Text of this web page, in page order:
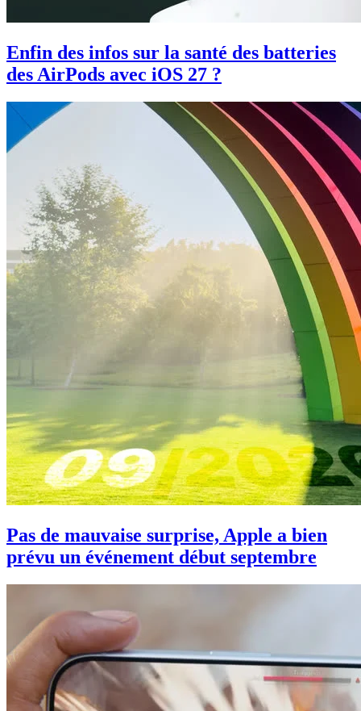
Enfin des infos sur la santé des batteries
des AirPods avec iOS 27 ?
Pas de mauvaise surprise, Apple a bien
prévu un événement début septembre